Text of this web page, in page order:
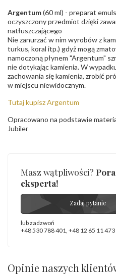
Argentum(60 ml) - preparat
oczyszczony przedmiot dzięki
natłuszczającego
Nie zanurzać w nim wyrobów z
turkus, koral itp.) gdyż mogą
namoczoną płynem "Argentum"
nie dotykając kamienia. W
zachowania się kamienia, zrobić
w miejscu niewidocznym.
Tutaj kupisz Argentum
Opracowano na podstawie
Jubiler
Masz wątpliwości?
eksperta!
Zadaj pytanie
lub zadzwoń
+48 530 788 401 +48 12 65 11 473
Opinie naszych